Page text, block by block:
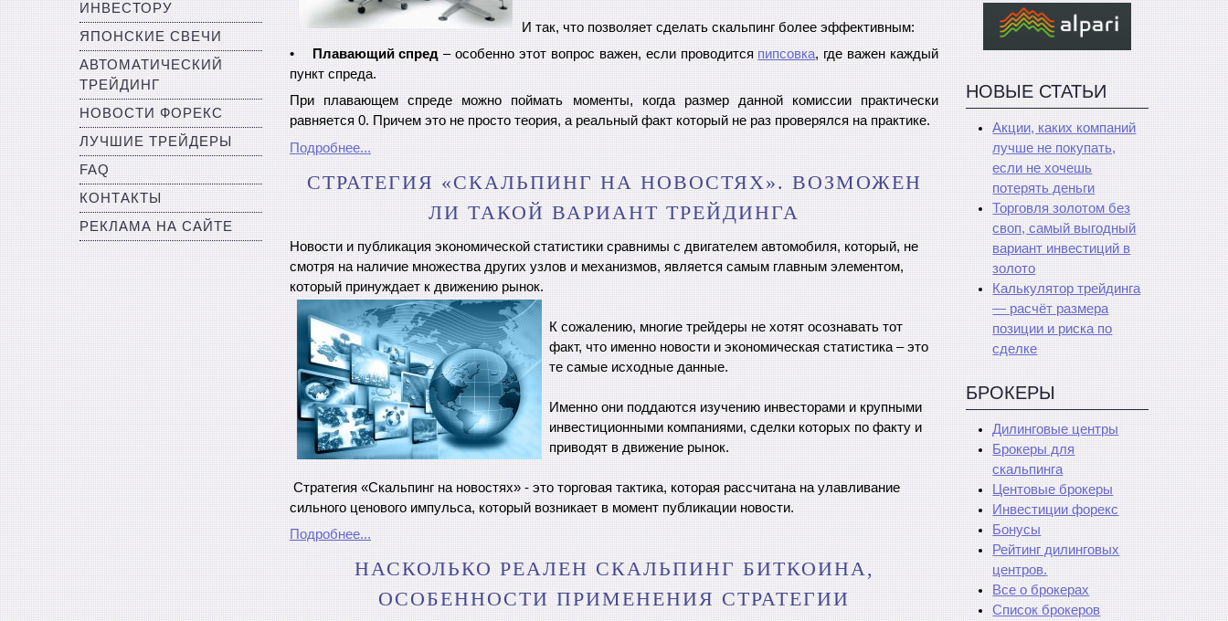
ИНВЕСТОРУ
ЯПОНСКИЕ СВЕЧИ
АВТОМАТИЧЕСКИЙ
ТРЕЙДИНГ
НОВОСТИ ФОРЕКС
ЛУЧШИЕ ТРЕЙДЕРЫ
FAQ
КОНТАКТЫ
РЕКЛАМА НА САЙТЕ
И так, что позволяет сделать скальпинг более эффективным:
•
Плавающий спред – особенно этот вопрос важен, если проводится пипсовка, где важен каждый
пункт спреда.
При плавающем спреде можно поймать моменты, когда размер данной комиссии практически
равняется 0. Причем это не просто теория, а реальный факт который не раз проверялся на практике.
Подробнее...
СТРАТЕГИЯ «СКАЛЬПИНГ НА НОВОСТЯХ». ВОЗМОЖЕН
ЛИ ТАКОЙ ВАРИАНТ ТРЕЙДИНГА
Новости и публикация экономической статистики сравнимы с двигателем автомобиля, который, не
смотря на наличие множества других узлов и механизмов, является самым главным элементом,
который принуждает к движению рынок.
К сожалению, многие трейдеры не хотят осознавать тот
факт, что именно новости и экономическая статистика – это
те самые исходные данные.
Именно они поддаются изучению инвесторами и крупными
инвестиционными компаниями, сделки которых по факту и
приводят в движение рынок.
Стратегия «Скальпинг на новостях» - это торговая тактика, которая рассчитана на улавливание
сильного ценового импульса, который возникает в момент публикации новости.
Подробнее...
НАСКОЛЬКО РЕАЛЕН СКАЛЬПИНГ БИТКОИНА,
ОСОБЕННОСТИ ПРИМЕНЕНИЯ СТРАТЕГИИ
НОВЫЕ СТАТЬИ
Акции, каких компаний
лучше не покупать,
если не хочешь
потерять деньги
Торговля золотом без
своп, самый выгодный
вариант инвестиций в
золото
Калькулятор трейдинга
— расчёт размера
позиции и риска по
сделке
БРОКЕРЫ
Дилинговые центры
Брокеры для
скальпинга
Центовые брокеры
Инвестиции форекс
Бонусы
Рейтинг дилинговых
центров.
Все о брокерах
Список брокеров